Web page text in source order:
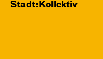
Stadt:Kollektiv